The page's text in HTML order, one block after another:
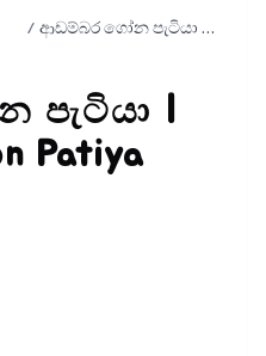
/ ආඩම්බර ගෝන පැටියා | Adambara Gon Patiya
පැටියා |
Patiya